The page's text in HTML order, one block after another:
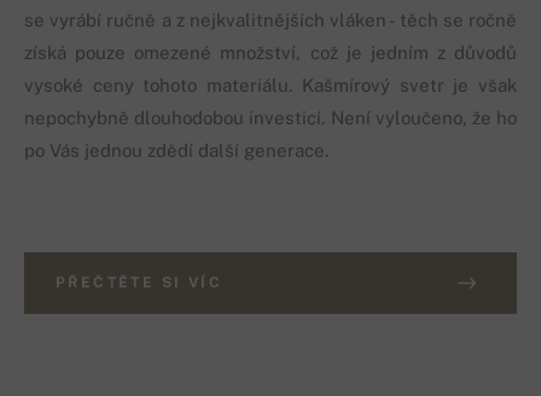
se vyrábí ručně a z nejkvalitnějších vláken - těch se ročně
získá pouze omezené množství, což je jedním z důvodů
vysoké ceny tohoto materiálu. Kašmírový svetr je však
nepochybně dlouhodobou investicí. Není vyloučeno, že ho
po Vás jednou zdědí další generace.
PŘEČTĚTE SI VÍC